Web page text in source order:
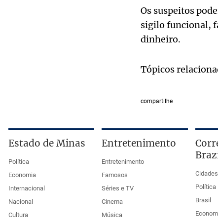
Os suspeitos
sigilo funcional,
dinheiro.
Tópicos
compartilhe
Estado de Minas
Política
Economia
Internacional
Nacional
Cultura
Entretenimento
Entretenimento
Famosos
Séries e TV
Cinema
Música
Política
Brasil